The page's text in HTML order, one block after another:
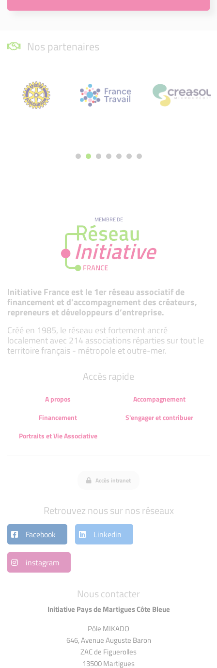
Nos partenaires
MEMBRE DE
Initiative France est le 1er réseau associatif de
financement et d’accompagnement des créateurs,
repreneurs et développeurs d’entreprise.
Créé en 1985, le réseau est fortement ancré
localement avec 214 associations réparties sur tout le
territoire français - métropole et outre-mer.
Nous contacter
Initiative Pays de Martigues Côte Bleue
Pôle MIKADO
646, Avenue Auguste Baron
ZAC de Figuerolles
13500 Martigues
Accès rapide
A propos
Accompagnement
Financement
S'engager et contribuer
Portraits et Vie Associative
Accès intranet
Retrouvez nous sur nos réseaux
Facebook Linkedin
instagram